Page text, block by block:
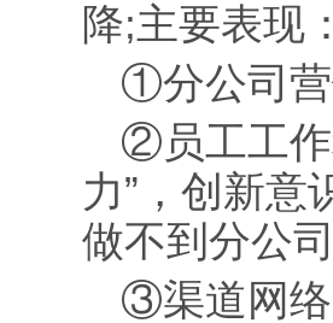
降;主要表现
①分公司营
②员工工作
力”，创新意
做不到分公
③渠道网络